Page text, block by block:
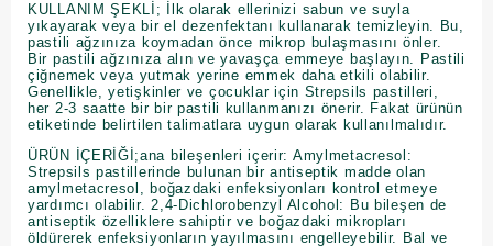
KULLANIM ŞEKLİ; İlk olarak ellerinizi sabun ve suyla
yıkayarak veya bir el dezenfektanı kullanarak temizleyin. Bu,
pastili ağzınıza koymadan önce mikrop bulaşmasını önler.
Bir pastili ağzınıza alın ve yavaşça emmeye başlayın. Pastili
çiğnemek veya yutmak yerine emmek daha etkili olabilir.
Genellikle, yetişkinler ve çocuklar için Strepsils pastilleri,
her 2-3 saatte bir bir pastili kullanmanızı önerir. Fakat ürünün
etiketinde belirtilen talimatlara uygun olarak kullanılmalıdır.
ÜRÜN İÇERİĞİ;ana bileşenleri içerir: Amylmetacresol:
Strepsils pastillerinde bulunan bir antiseptik madde olan
amylmetacresol, boğazdaki enfeksiyonları kontrol etmeye
yardımcı olabilir. 2,4-Dichlorobenzyl Alcohol: Bu bileşen de
antiseptik özelliklere sahiptir ve boğazdaki mikropları
öldürerek enfeksiyonların yayılmasını engelleyebilir. Bal ve